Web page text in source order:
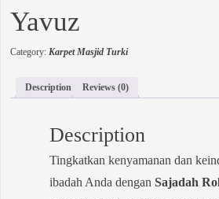
Yavuz
Category: Karpet Masjid Turki
Description Reviews (0)
Description
Tingkatkan kenyamanan dan
ibadah Anda dengan Sajadah